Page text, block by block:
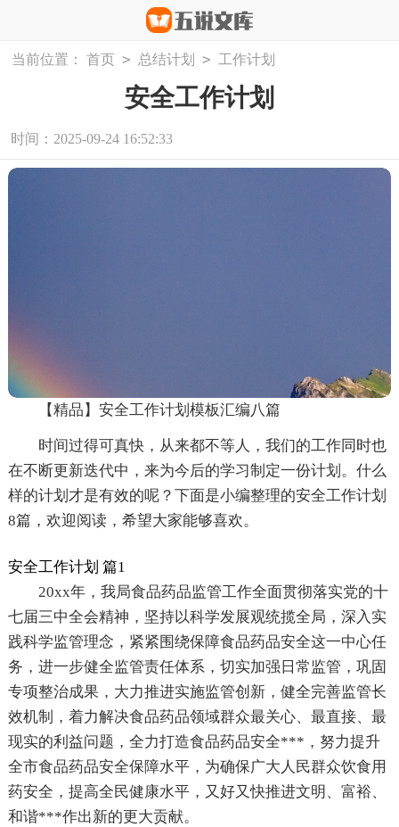
当前位置： 首页 > 总结计划 > 工作计划
安全工作计划
时间：2025-09-24 16:52:33
【精品】安全工作计划模板汇编八篇
时间过得可真快，从来都不等人，我们的工作同时也
在不断更新迭代中，来为今后的学习制定一份计划。什么
样的计划才是有效的呢？下面是小编整理的安全工作计划
8篇，欢迎阅读，希望大家能够喜欢。
安全工作计划 篇1
20xx年，我局食品药品监管工作全面贯彻落实党的十
七届三中全会精神，坚持以科学发展观统揽全局，深入实
践科学监管理念，紧紧围绕保障食品药品安全这一中心任
务，进一步健全监管责任体系，切实加强日常监管，巩固
专项整治成果，大力推进实施监管创新，健全完善监管长
效机制，着力解决食品药品领域群众最关心、最直接、最
现实的利益问题，全力打造食品药品安全***，努力提升
全市食品药品安全保障水平，为确保广大人民群众饮食用
药安全，提高全民健康水平，又好又快推进文明、富裕、
和谐***作出新的更大贡献。